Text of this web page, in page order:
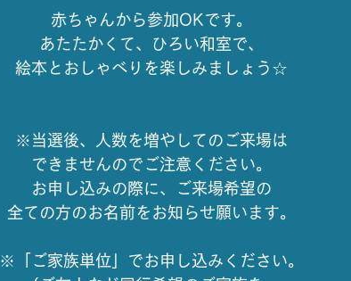
赤ちゃんから参加OKです。
あたたかくて、ひろい和室で、
絵本とおしゃべりを楽しみましょう☆
※当選後、人数を増やしてのご来場は
できませんのでご注意ください。
お申し込みの際に、ご来場希望の
全ての方のお名前をお知らせ願います。
※「ご家族単位」でお申し込みください。